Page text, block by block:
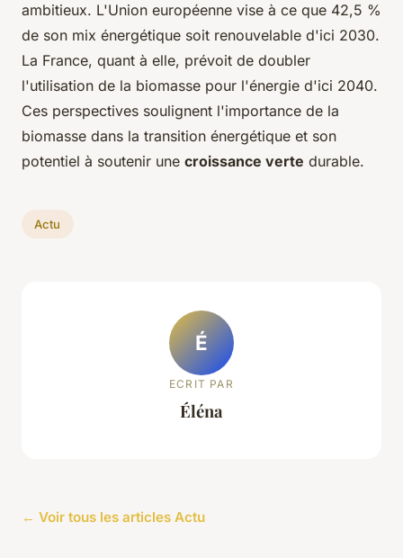
ambitieux. L'Union européenne vise à ce que 42,5 %
de son mix énergétique soit renouvelable d'ici 2030.
La France, quant à elle, prévoit de doubler
l'utilisation de la biomasse pour l'énergie d'ici 2040.
Ces perspectives soulignent l'importance de la
biomasse dans la transition énergétique et son
potentiel à soutenir une croissance verte durable.
Actu
É
ECRIT PAR
Éléna
← Voir tous les articles Actu